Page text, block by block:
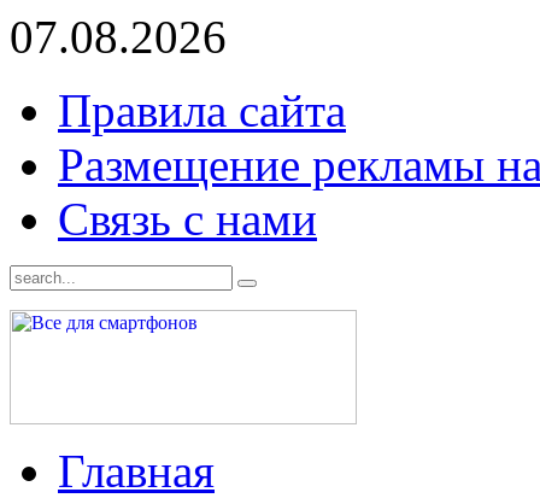
07.08.2026
Правила сайта
Размещение рекламы
Связь с нами
Главная